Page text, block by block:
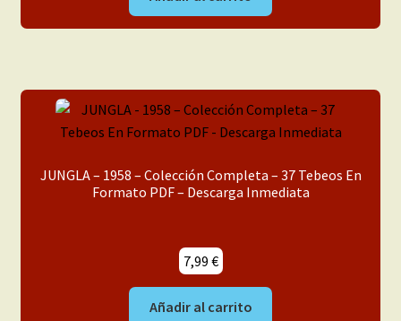
JUNGLA – 1958 – Colección Completa – 37 Tebeos En
Formato PDF – Descarga Inmediata
7,99 €
Añadir al carrito